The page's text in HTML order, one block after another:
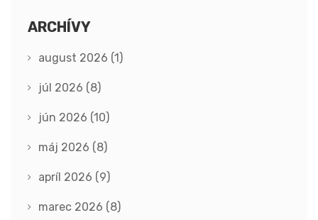
ARCHÍVY
august 2026 (1)
júl 2026 (8)
jún 2026 (10)
máj 2026 (8)
apríl 2026 (9)
marec 2026 (8)